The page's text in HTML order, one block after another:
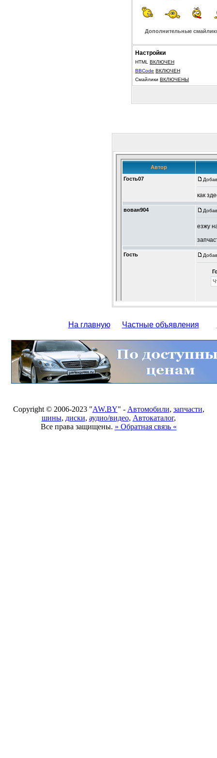
Дополнительные
Настройки
HTML ВКЛЮЧЕН
BBCode ВКЛЮЧЕН
Смайлики ВКЛЮЧЕНЫ
На главную Частные объявления
Copyright © 2006-2023 "AW.BY" - Автомобили, запчасти,
шины, диски, аудио/видео, Автокаталог,
Все права защищены. » Обратная связь «